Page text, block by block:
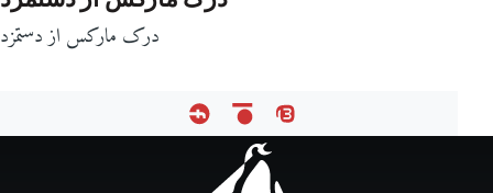
درک مارکس از دستمزد